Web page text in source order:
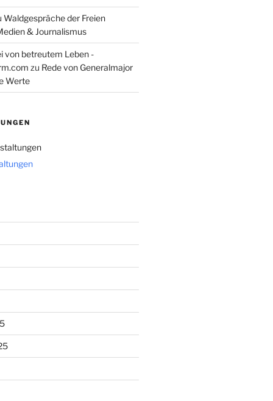
Waldgespräche der Freien
& Journalismus
von betreutem Leben -
zu Rede von Generalmajor
Werte